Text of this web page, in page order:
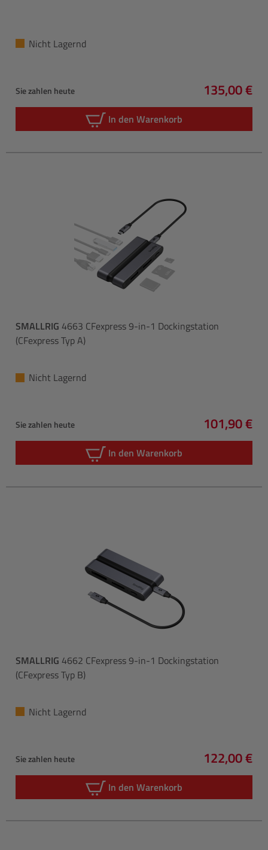
Nicht Lagernd
Sie zahlen heute
Regulärer
135,00 €
In den Warenkorb
SMALLRIG 4663 CFexpress 9-in-1 Dockingstation
(CFexpress Typ A)
Nicht Lagernd
Sie zahlen heute
Regulärer
101,90 €
In den Warenkorb
SMALLRIG 4662 CFexpress 9-in-1 Dockingstation
(CFexpress Typ B)
Nicht Lagernd
Sie zahlen heute
Regulärer
122,00 €
In den Warenkorb